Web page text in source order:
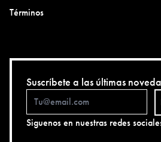
Términos
Suscríbete a las últimas
Siguenos en nuestras redes